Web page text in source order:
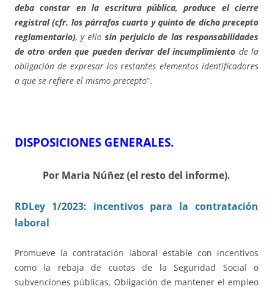
deba constar en la escritura pública, produce el cierre
registral (cfr. los párrafos cuarto y quinto de dicho precepto
reglamentario), y ellosin perjuicio de las responsabilidades
de otro orden que pueden derivar del incumplimiento de la
obligación de expresar los restantes elementos identificadores
a que se refiere el mismo precepto”.
DISPOSICIONES GENERALES.
Por Maria Núñez (el resto del informe).
RDLey 1/2023: incentivos para la contratación
laboral
Promueve la contratación laboral estable con incentivos
como la rebaja de cuotas de la Seguridad Social o
subvenciones públicas. Obligación de mantener el empleo